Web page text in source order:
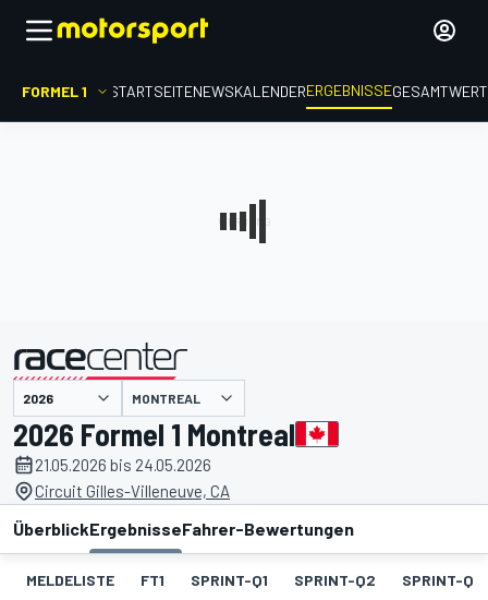
FORMEL 1 STARTSEITENEWSKALENDERERGEBNISSE
MONTREAL
2026 Formel 1 Montreal
21.05.2026 bis 24.05.2026
Circuit Gilles-Villeneuve, CA
ÜberblickErgebnisseFahrer-Bewertungen
MELDELISTE FT1 SPRINT-Q1 SPRINT-Q2 SPRINT-Q3